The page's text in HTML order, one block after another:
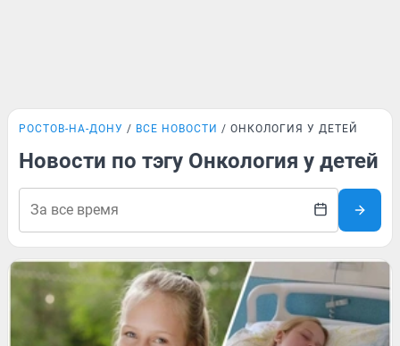
РОСТОВ-НА-ДОНУ ВСЕ НОВОСТИ ОНКОЛОГИЯ У ДЕТЕЙ
Новости по тэгу Онкология у детей